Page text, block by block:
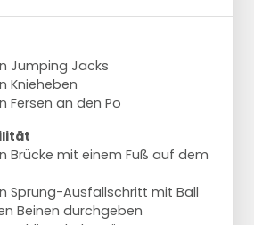
Jumping Jacks
Knieheben
Fersen an den Po
Brücke mit einem Fuß auf dem
Sprung-Ausfallschritt mit Ball
Beinen durchgeben